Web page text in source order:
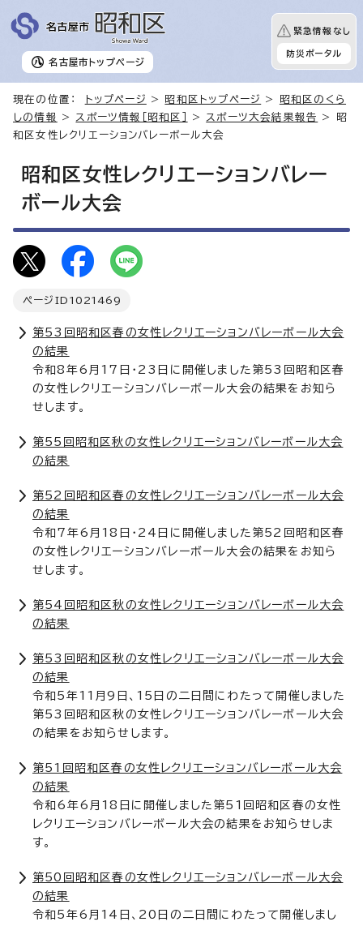
名古屋市 トップページ
緊急情報なし
防災ポータル
現在の位置： トップページ > 昭和区トップページ >
昭和区のくら
しの情報
> スポーツ情報［昭和区］ > スポーツ大会結果報告
> 昭
和区女性レクリエーションバレーボール大会
昭和区女性レクリエーションバレー
ボール大会
ページID 1021469
第53回昭和区春の女性レクリエーションバレーボール大会
の結果
令和8年6月17日・23日に開催しました第53回昭和区春
の女性レクリエーションバレーボール大会の結果をお知ら
せします。
第55回昭和区秋の女性レクリエーションバレーボール大会
の結果
第52回昭和区春の女性レクリエーションバレーボール大会
の結果
令和7年6月18日・24日に開催しました第52回昭和区春
の女性レクリエーションバレーボール大会の結果をお知ら
せします。
第54回昭和区秋の女性レクリエーションバレーボール大会
の結果
第53回昭和区秋の女性レクリエーションバレーボール大会
の結果
令和5年11月9日、15日の二日間にわたって開催しました
第53回昭和区秋の女性レクリエーションバレーボール大会
の結果をお知らせします。
第51回昭和区春の女性レクリエーションバレーボール大会
の結果
令和6年6月18日に開催しました第51回昭和区春の女性
レクリエーションバレーボール大会の結果をお知らせしま
す。
第50回昭和区春の女性レクリエーションバレーボール大会
の結果
令和5年6月14日、20日の二日間にわたって開催しまし